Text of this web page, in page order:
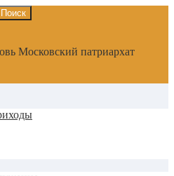
Московский патриархат